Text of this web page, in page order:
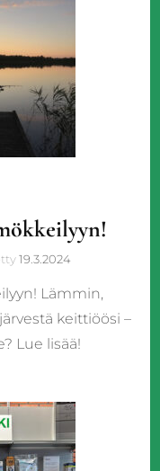
19.3.2024
Lämmin,
keittiöösi –
Lue lisää!